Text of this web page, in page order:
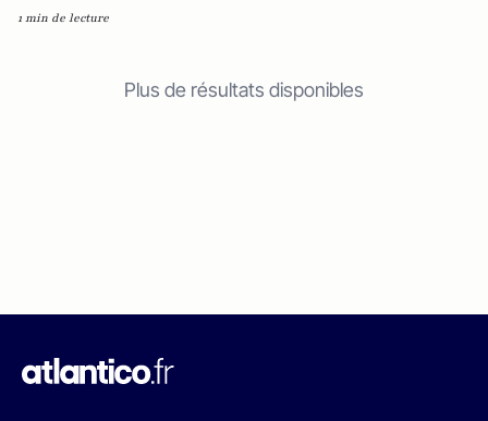
1 min de lecture
Plus de résultats disponibles